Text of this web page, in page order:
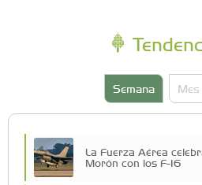
Semana Mes
La Fuerza Aérea
Morón con los F-16